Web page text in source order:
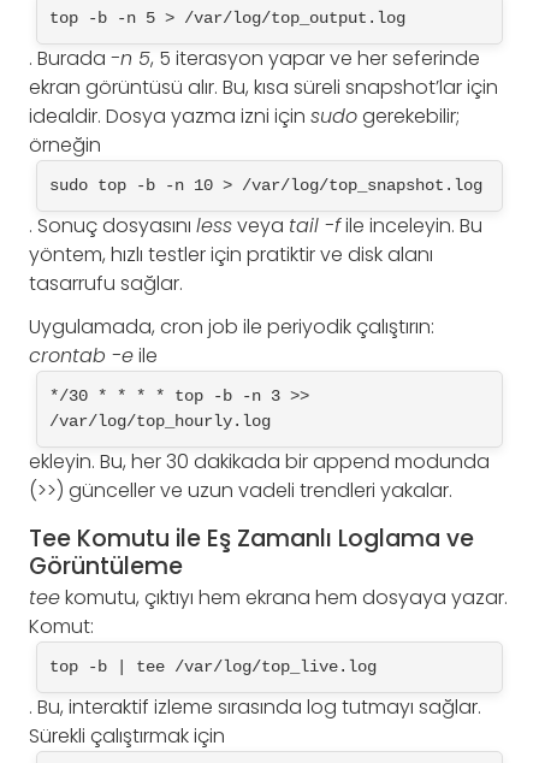
top -b -n 5 > /var/log/top_output.log
. Burada -n 5, 5 iterasyon yapar ve her seferinde
ekran görüntüsü alır. Bu, kısa süreli snapshot’lar için
idealdir. Dosya yazma izni için sudogerekebilir;
örneğin
sudo top -b -n 10 > /var/log/top_snapshot.log
. Sonuç dosyasını lessveya tail -file inceleyin. Bu
yöntem, hızlı testler için pratiktir ve disk alanı
tasarrufu sağlar.
Uygulamada, cron job ile periyodik çalıştırın:
crontab -eile
*/30 * * * * top -b -n 3 >>
/var/log/top_hourly.log
ekleyin. Bu, her 30 dakikada bir append modunda
(>>) günceller ve uzun vadeli trendleri yakalar.
Tee Komutu ile Eş Zamanlı Loglama ve
Görüntüleme
teekomutu, çıktıyı hem ekrana hem dosyaya yazar.
Komut:
top -b | tee /var/log/top_live.log
. Bu, interaktif izleme sırasında log tutmayı sağlar.
Sürekli çalıştırmak için